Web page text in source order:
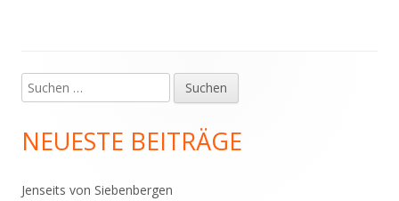
Haupt-
Seitenleiste
Suchen
nach:
NEUESTE BEITRÄGE
Jenseits von Siebenbergen